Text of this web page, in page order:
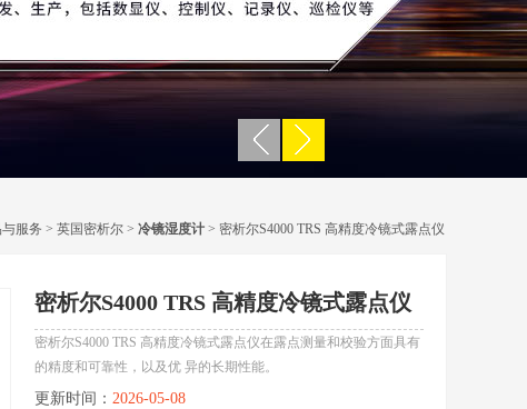
服务 > 英国密析尔 > 冷镜湿度计 > 密析尔S4000 TRS 高精度冷镜式露点仪
密析尔S4000 TRS 高精度冷镜式露点仪
密析尔S4000 TRS 高精度冷镜式露点仪在露点测量和校验方面具有
的精度和可靠性，以及优 异的长期性能。
更新时间： 2026-05-08